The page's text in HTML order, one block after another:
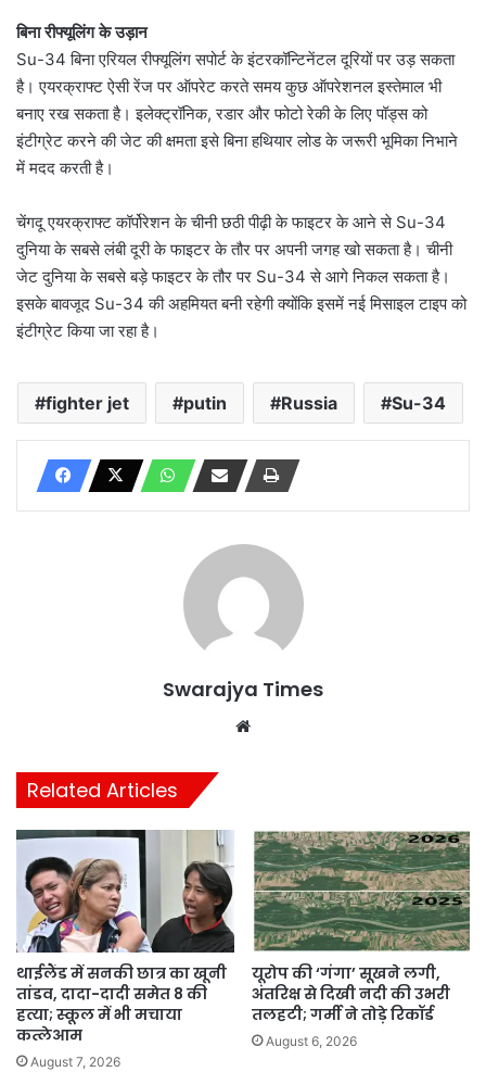
बिना रीफ्यूलिंग के उड़ान
Su-34 बिना एरियल रीफ्यूलिंग सपोर्ट के इंटरकॉन्टिनेंटल दूरियों पर उड़ सकता
है। एयरक्राफ्ट ऐसी रेंज पर ऑपरेट करते समय कुछ ऑपरेशनल इस्तेमाल भी
बनाए रख सकता है। इलेक्ट्रॉनिक, रडार और फोटो रेकी के लिए पॉड्स को
इंटीग्रेट करने की जेट की क्षमता इसे बिना हथियार लोड के जरूरी भूमिका निभाने
में मदद करती है।
चेंगदू एयरक्राफ्ट कॉर्पोरेशन के चीनी छठी पीढ़ी के फाइटर के आने से Su-34
दुनिया के सबसे लंबी दूरी के फाइटर के तौर पर अपनी जगह खो सकता है। चीनी
जेट दुनिया के सबसे बड़े फाइटर के तौर पर Su-34 से आगे निकल सकता है।
इसके बावजूद Su-34 की अहमियत बनी रहेगी क्योंकि इसमें नई मिसाइल टाइप को
इंटीग्रेट किया जा रहा है।
fighter jet putin Russia Su-34
Swarajya Times
Related Articles
थाईलैंड में सनकी छात्र का खूनी
तांडव, दादा-दादी समेत 8 की
हत्या; स्कूल में भी मचाया
कत्लेआम
August 7, 2026
यूरोप की ‘गंगा’ सूखने लगी,
अंतरिक्ष से दिखी नदी की उभरी
तलहटी; गर्मी ने तोड़े रिकॉर्ड
August 6, 2026